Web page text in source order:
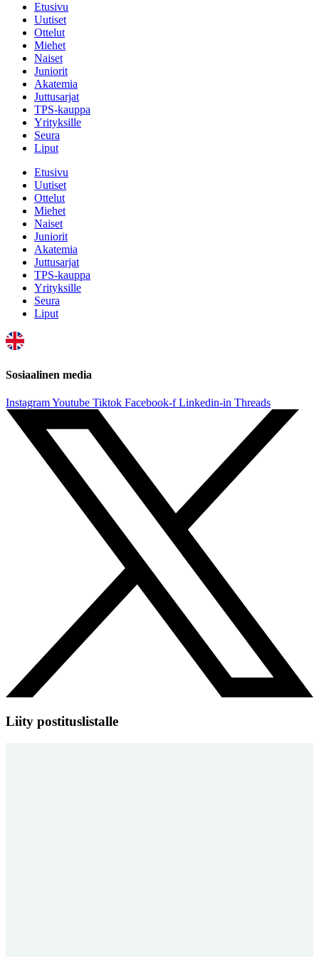
Etusivu
Uutiset
Ottelut
Miehet
Naiset
Juniorit
Akatemia
Juttusarjat
TPS-kauppa
Yrityksille
Seura
Liput
Etusivu
Uutiset
Ottelut
Miehet
Naiset
Juniorit
Akatemia
Juttusarjat
TPS-kauppa
Yrityksille
Seura
Liput
Sosiaalinen media
InstagramYoutube Tiktok Facebook-f Linkedin-in Threads
Liity postituslistalle